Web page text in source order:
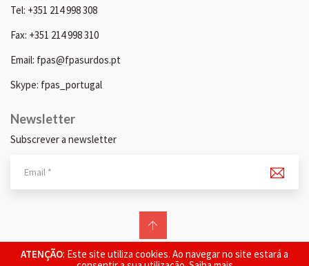
ATENÇÃO: Este site utiliza cookies. Ao navegar no site estará a
Tel: +351 214 998 308
Fax: +351 214 998 310
Email: fpas@fpasurdos.pt
Skype: fpas_portugal
Newsletter
Subscrever a newsletter
© 2026 FPAS. Todos os direitos reservados.